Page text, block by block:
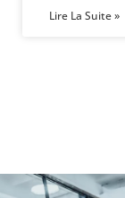
Lire La Suite »